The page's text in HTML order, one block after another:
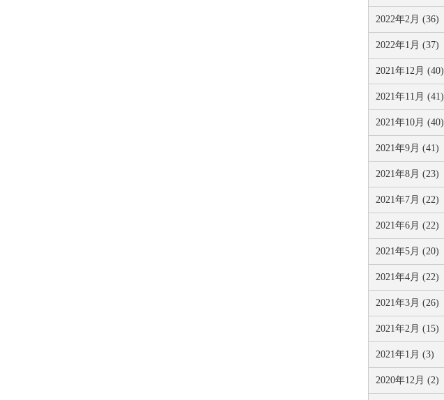
2022年2月 (36)
2022年1月 (37)
2021年12月 (40)
2021年11月 (41)
2021年10月 (40)
2021年9月 (41)
2021年8月 (23)
2021年7月 (22)
2021年6月 (22)
2021年5月 (20)
2021年4月 (22)
2021年3月 (26)
2021年2月 (15)
2021年1月 (3)
2020年12月 (2)